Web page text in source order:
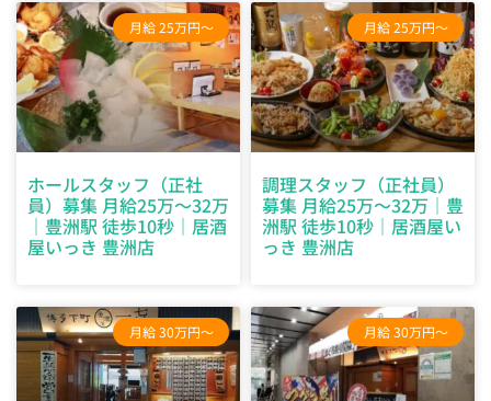
月給 25万円～
ホールスタッフ（正社
員）募集 月給25万～32万
｜豊洲駅 徒歩10秒｜居酒
屋いっき 豊洲店
月給 25万円～
調理スタッフ（正社員）
募集 月給25万～32万｜豊
洲駅 徒歩10秒｜居酒屋い
っき 豊洲店
月給 30万円～ 月給 30万円～